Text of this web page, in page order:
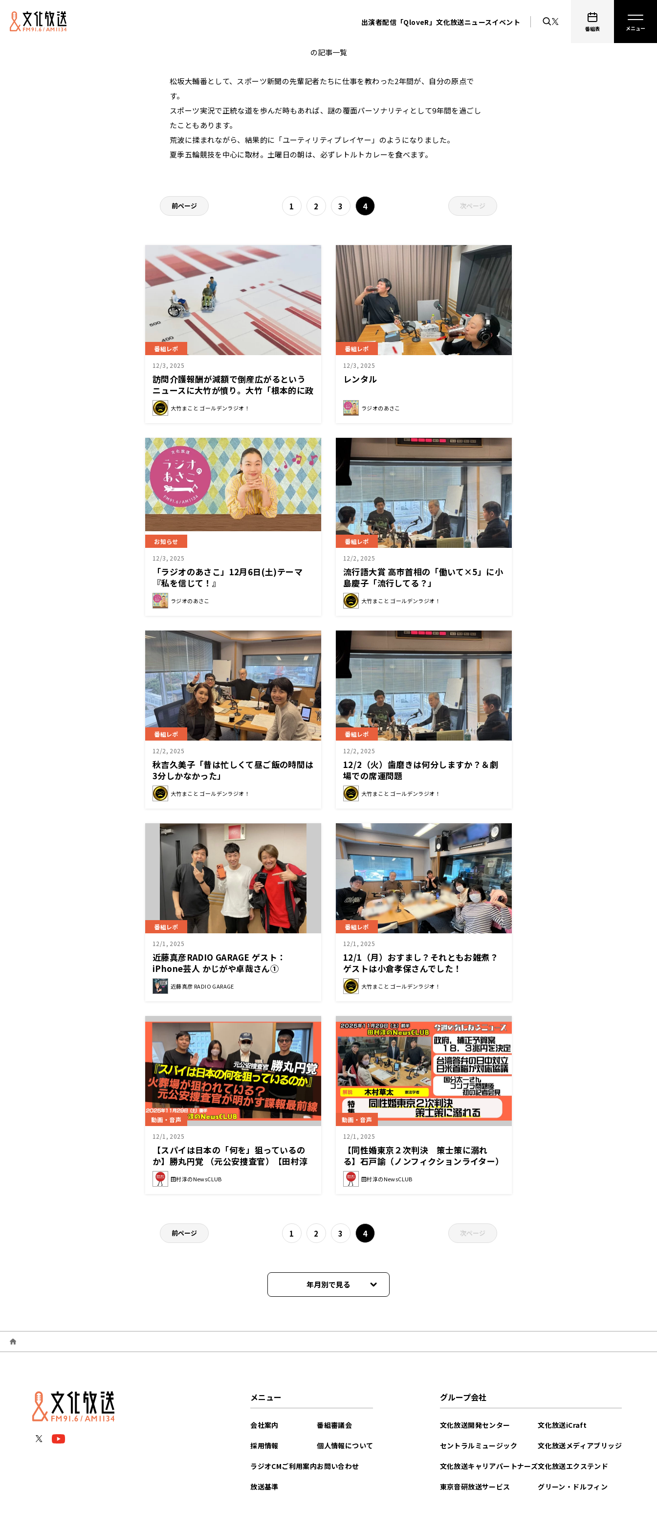
出演者配信「QloveR」文化放送ニュースイベント
番組表
砂山圭大郎
の記事一覧
松坂大輔番として、スポーツ新聞の先輩記者たちに仕事を教わった2年間が、自分の原点で
す。
スポーツ実況で正統な道を歩んだ時もあれば、謎の覆面パーソナリティとして9年間を過ごし
たこともあります。
荒波に揉まれながら、結果的に「ユーティリティプレイヤー」のようになりました。
夏季五輪競技を中心に取材。土曜日の朝は、必ずレトルトカレーを食べます。
前ページ 1 2 3 4 次ページ
番組レポ
12/3, 2025
訪問介護報酬が減額で倒産広がるという
ニュースに大竹が憤り。大竹「根本的に政
策が間違ってる」
大竹まこと ゴールデンラジオ！
番組レポ
12/3, 2025
レンタル
ラジオのあさこ
お知らせ
12/3, 2025
「ラジオのあさこ」12月6日(土)テーマ
『私を信じて！』
ラジオのあさこ
番組レポ
12/2, 2025
流行語大賞 高市首相の「働いて×5」に小
島慶子「流行してる？」
大竹まこと ゴールデンラジオ！
番組レポ
12/2, 2025
秋吉久美子「昔は忙しくて昼ご飯の時間は
3分しかなかった」
大竹まこと ゴールデンラジオ！
番組レポ
12/2, 2025
12/2（火）歯磨きは何分しますか？＆劇
場での席運問題
大竹まこと ゴールデンラジオ！
番組レポ
12/1, 2025
近藤真彦RADIO GARAGE ゲスト：
iPhone芸人 かじがや卓哉さん①
近藤真彦 RADIO GARAGE
番組レポ
12/1, 2025
12/1（月）おすまし？それともお雑煮？
ゲストは小倉孝保さんでした！
大竹まこと ゴールデンラジオ！
動画・音声
12/1, 2025
【スパイは日本の「何を」狙っているの
か】勝丸円覚 （元公安捜査官）【田村淳
のNewsCLUB 2025年11月29日後半】
田村淳のNewsCLUB
動画・音声
12/1, 2025
【同性婚東京２次判決 策士策に溺れ
る】石戸諭（ノンフィクションライター）
【田村淳のNewsCLUB 2025年11月29日
前半】田村淳のNewsCLUB
前ページ 1 2 3 4 次ページ
年月別で見る
2026年02月
2026年01月
メニュー
会社案内
採用情報
ラジオCMご利用案内
放送基準
番組審議会
個人情報について
お問い合わせ
グループ会社
文化放送開発センター
セントラルミュージック
文化放送キャリアパートナーズ
東京音研放送サービス
文化放送iCraft
文化放送メディアブリッジ
文化放送エクステンド
グリーン・ドルフィン